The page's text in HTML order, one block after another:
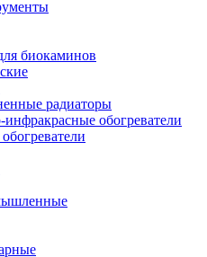
биокаминов
радиаторы
обогреватели